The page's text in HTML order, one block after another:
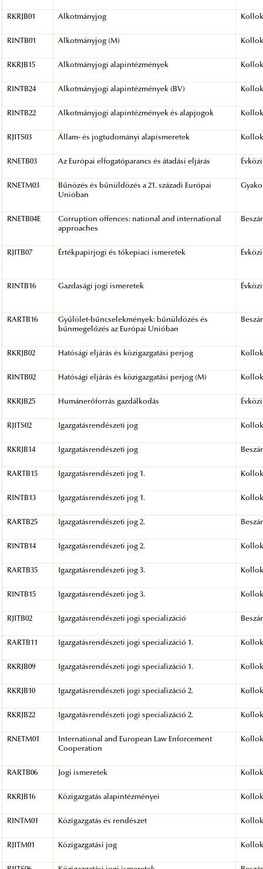
RKRJB01 Alkotmányjog
RINTB01 Alkotmányjog (M)
RKRJB15 Alkotmányjogi alapintézmények
RINTB24 Alkotmányjogi alapintézmények (BV)
RINTB22 Alkotmányjogi alapintézmények és alapjogok
RJITS03 Állam- és jogtudományi alapismeretek
RNETB03 Az Európai elfogatóparancs és átadási eljárás
RNETM03
Bűnözés és bűnüldözés a 21. századi Európai
Unióban
RNETB04E
Corruption offences: national and international
approaches
RJITB07 Értékpapírjogi és tőkepiaci ismeretek
RINTB16 Gazdasági jogi ismeretek
RARTB16
Gyűlölet-bűncselekmények: bűnüldözés és
bűnmegelőzés az Európai Unióban
RKRJB02 Hatósági eljárás és közigazgatási perjog
RINTB02 Hatósági eljárás és közigazgatási perjog (M)
RKRJB25 Humánerőforrás gazdálkodás
RJITS02 Igazgatásrendészeti jog
RKRJB14 Igazgatásrendészeti jog
RARTB15 Igazgatásrendészeti jog 1.
RINTB13 Igazgatásrendészeti jog 1.
RARTB25 Igazgatásrendészeti jog 2.
RINTB14 Igazgatásrendészeti jog 2.
RARTB35 Igazgatásrendészeti jog 3.
RINTB15 Igazgatásrendészeti jog 3.
RJITB02 Igazgatásrendészeti jogi specializáció
RARTB11 Igazgatásrendészeti jogi specializáció 1.
RKRJB09 Igazgatásrendészeti jogi specializáció 1.
RKRJB10 Igazgatásrendészeti jogi specializáció 2.
RKRJB22 Igazgatásrendészeti jogi specializáció 2.
RNETM01
International and European Law Enforcement
Cooperation
RARTB06 Jogi ismeretek
RKRJB16 Közigazgatás alapintézményei
RINTM01 Közigazgatás és rendészet
RJITM01 Közigazgatási jog